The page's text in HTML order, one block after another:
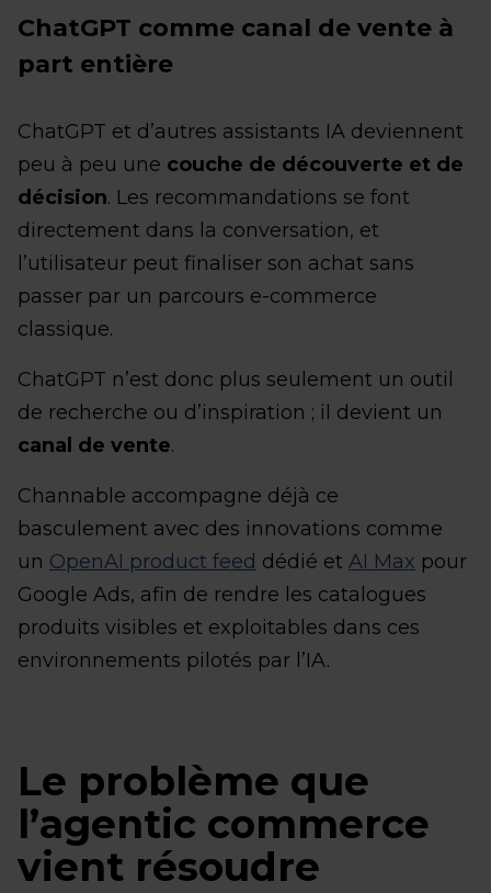
ChatGPT comme canal de vente à
part entière
ChatGPT et d’autres assistants IA deviennent
peu à peu une couche de découverte et de
décision. Les recommandations se font
directement dans la conversation, et
l’utilisateur peut finaliser son achat sans
passer par un parcours e-commerce
classique.
ChatGPT n’est donc plus seulement un outil
de recherche ou d’inspiration ; il devient un
canal de vente.
Channable accompagne déjà ce
basculement avec des innovations comme
un OpenAI product feed dédié et AI Max pour
Google Ads, afin de rendre les catalogues
produits visibles et exploitables dans ces
environnements pilotés par l’IA.
Le problème que
l’agentic commerce
vient résoudre